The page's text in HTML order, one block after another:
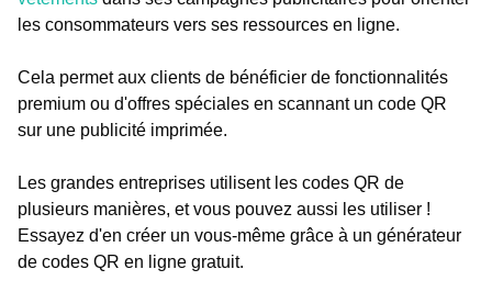
les consommateurs vers ses ressources en ligne.
Cela permet aux clients de bénéficier de fonctionnalités
premium ou d'offres spéciales en scannant un code QR
sur une publicité imprimée.
Les grandes entreprises utilisent les codes QR de
plusieurs manières, et vous pouvez aussi les utiliser !
Essayez d'en créer un vous-même grâce à un générateur
de codes QR en ligne gratuit.